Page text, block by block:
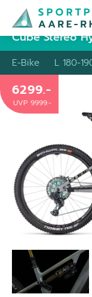
Cube Stereo
E-Bike L 180-
6299.-
UVP 9999.-